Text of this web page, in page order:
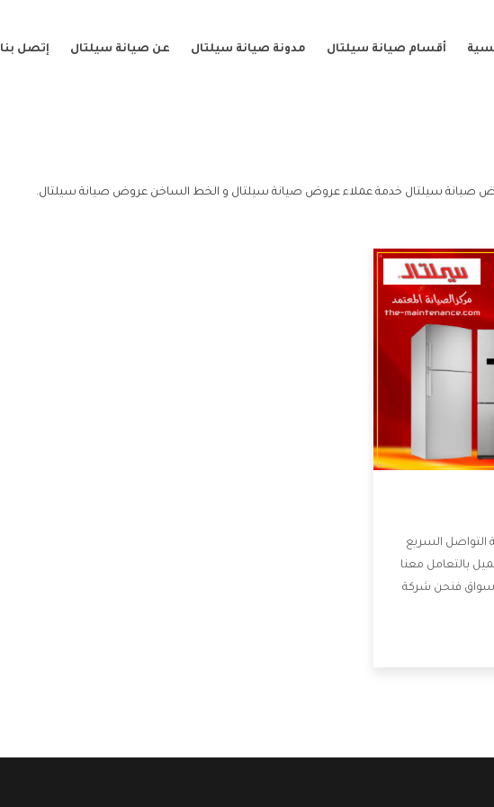
أقسام صيانة سيلتال مدونة صيانة سيلتال عن صيانة سيلتال إتصل بنا
صيانة سيلتال خدمة عملاء عروض صيانة سيلتال و الخط الساخن عروض صيانة سيلتال.
التواصل السريع
بالتعامل معنا
فنحن شركة
منها خدمة